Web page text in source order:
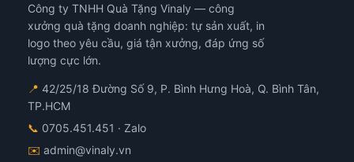
Công ty TNHH Quà Tặng Vinaly — công
xưởng quà tặng doanh nghiệp: tự sản xuất, in
logo theo yêu cầu, giá tận xưởng, đáp ứng số
lượng cực lớn.
📍 42/25/18 Đường Số 9, P. Bình Hưng Hoà, Q. Bình Tân,
TP.HCM
📞 0705.451.451 · Zalo
✉️ admin@vinaly.vn